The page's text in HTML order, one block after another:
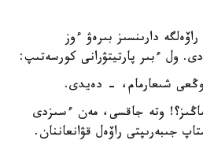
دارىنسىز بىرەۋ ءوز
ول ءبىر پارتيتۋرانى كورسەتىپ:
شىعارمام، - دەيدى.
وتە جاقسى، مەن ءسىزدى
جىبەرىپتى راۆەل قۋانعاننان.